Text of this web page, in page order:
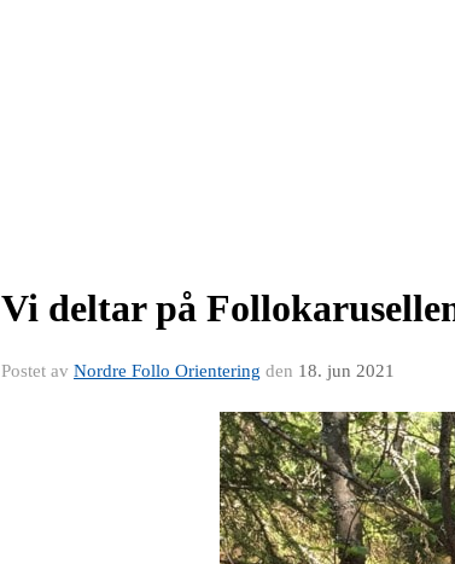
Vi deltar på
Postet av Nordre Follo Orientering den 18. jun 2021